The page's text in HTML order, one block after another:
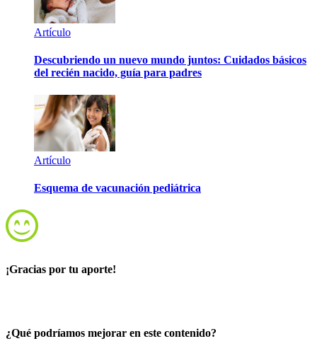
Artículo
Descubriendo un nuevo mundo juntos: Cuidados básicos
del recién nacido, guía para padres
Artículo
Esquema de vacunación pediátrica
¡Gracias por tu aporte!
¿Qué podríamos mejorar en este contenido?